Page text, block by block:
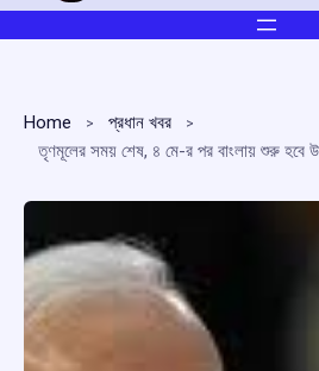
Home
প্রধান খবর